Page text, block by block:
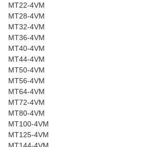
MT22-4VM
MT28-4VM
MT32-4VM
MT36-4VM
MT40-4VM
MT44-4VM
MT50-4VM
MT56-4VM
MT64-4VM
MT72-4VM
MT80-4VM
MT100-4VM
MT125-4VM